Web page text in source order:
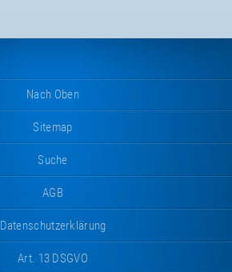
Nach Oben
Sitemap
Suche
AGB
Datenschutzerklärung
Art. 13 DSGVO